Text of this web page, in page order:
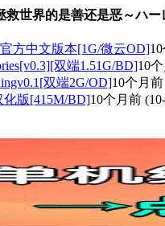
世界的是善还是恶～ハ
方中文版本[1G/微云OD]
双端1.51G/BD]10
双端2G/OD]10个月前
化版[415M/BD]10个月前